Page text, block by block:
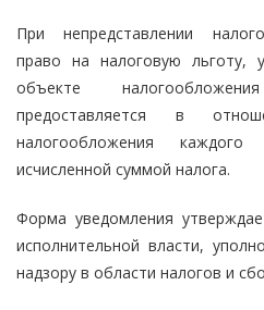
При непредставлении
право на налоговую льготу,
объекте
предоставляется в
налогообложения
исчисленной суммой налога.
Форма уведомления
исполнительной власти,
надзору в области налогов и